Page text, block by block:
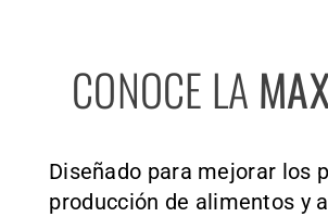
CONOCE LA
Diseñado para mejorar los
producción de alimentos y